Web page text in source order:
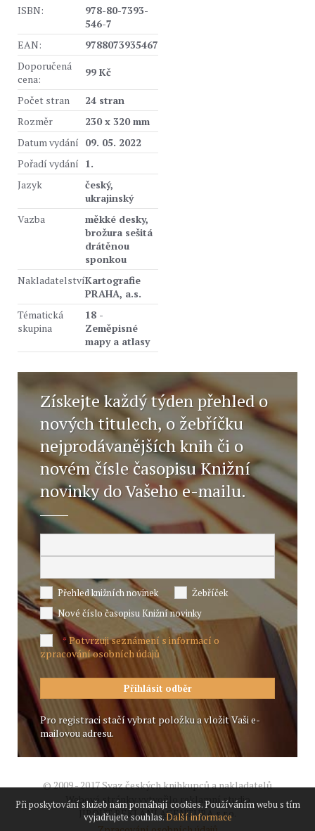
ISBN:
978-80-7393-
546-7
EAN:
9788073935467
Doporučená
cena:
99 Kč
Počet stran
24 stran
Rozměr
230 x 320 mm
Datum vydání 09. 05. 2022
Pořadí vydání 1.
Jazyk
český,
ukrajinský
Vazba
měkké desky,
brožura sešitá
drátěnou
sponkou
NakladatelstvíKartografie
PRAHA, a.s.
Tématická
skupina
18 -
Zeměpisné
mapy a atlasy
Získejte každý týden přehled o
nových titulech, o žebříčku
nejprodávanějších knih či o
novém čísle časopisu Knižní
novinky do Vašeho e-mailu.
Přehled knižních novinek
Žebříček
Nové číslo časopisu Knižní novinky
*Potvrzuji seznámení s informací o
zpracování osobních údajů
Pro registraci stačí vybrat položku a vložit Vaši e-
mailovou adresu.
© 2009 - 2017 Svaz českých knihkupců a nakladatelů
Webové stránky vytvořilo reklamní studio
JIROUT REKLANÍ AGENTURA s.r.o.
Při poskytování služeb nám pomáhají cookies. Používáním webu s tím
vyjadřujete souhlas.Další informace